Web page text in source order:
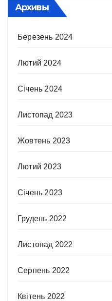
Архивы
Березень 2024
Лютий 2024
Січень 2024
Листопад 2023
Жовтень 2023
Лютий 2023
Січень 2023
Грудень 2022
Листопад 2022
Серпень 2022
Квітень 2022